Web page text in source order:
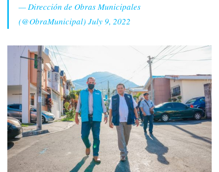
— Dirección de Obras Municipales
(@ObraMunicipal) July 9, 2022